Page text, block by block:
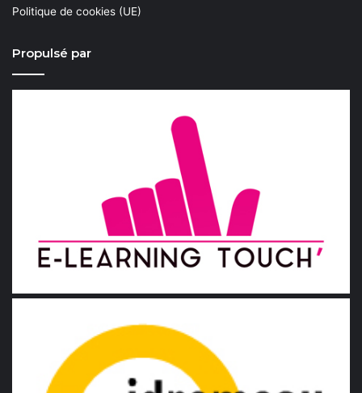
Politique de cookies (UE)
Propulsé par